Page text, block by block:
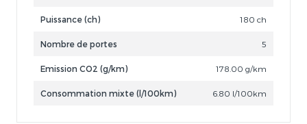
Puissance (ch) 180 ch
Nombre de portes 5
Emission CO2 (g/km) 178.00 g/km
Consommation mixte (l/100km) 6.80 l/100km